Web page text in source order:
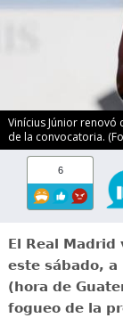
Vinícius Júnior
de la convocatoria.
6
El Real
este sábado,
(hora de
fogueo de la